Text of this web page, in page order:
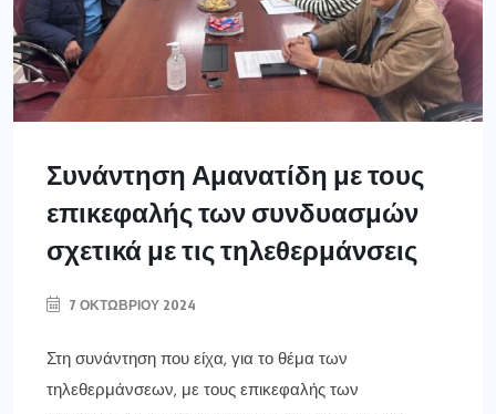
Συνάντηση Αμανατίδη με τους
επικεφαλής των συνδυασμών
σχετικά με τις τηλεθερμάνσεις
7 ΟΚΤΩΒΡΊΟΥ 2024
Στη συνάντηση που είχα, για το θέμα των
τηλεθερμάνσεων, με τους επικεφαλής των